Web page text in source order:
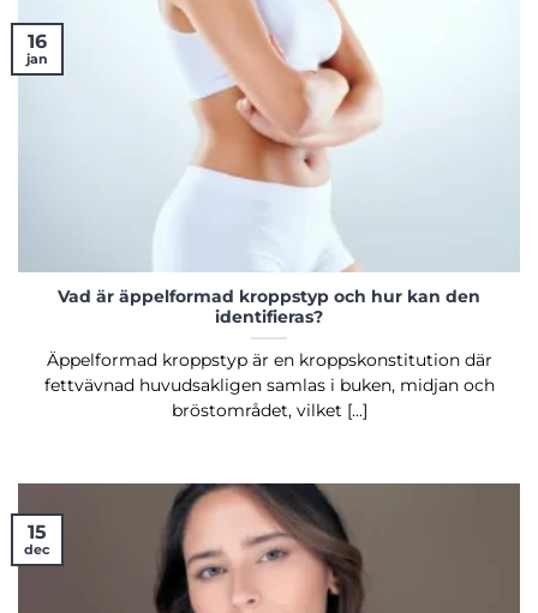
Vad är äppelformad kroppstyp och hur kan den
identifieras?
Äppelformad kroppstyp är en kroppskonstitution där
fettvävnad huvudsakligen samlas i buken, midjan och
bröstområdet, vilket [...]
16
jan
15
dec